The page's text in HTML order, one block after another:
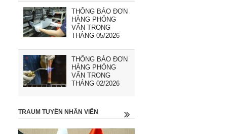
THÔNG BÁO ĐƠN
HÀNG PHỎNG
VẤN TRONG
THÁNG 05/2026
THÔNG BÁO ĐƠN
HÀNG PHỎNG
VẤN TRONG
THÁNG 02/2026
TRAUM TUYỂN NHÂN VIÊN